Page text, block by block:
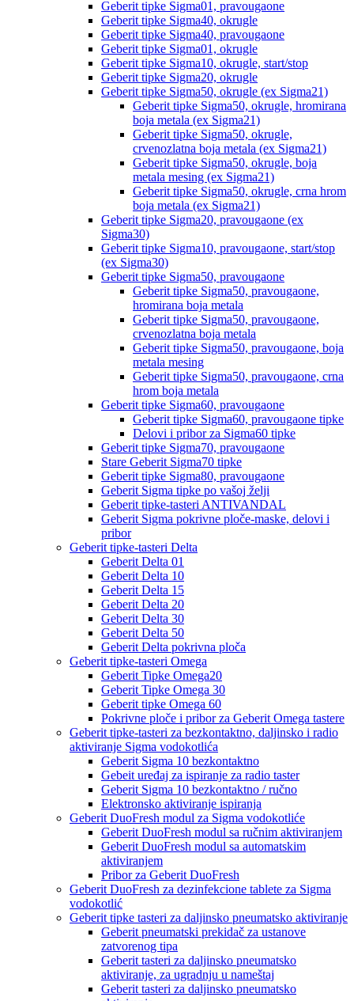
Geberit tipke Sigma01, pravougaone
Geberit tipke Sigma40, okrugle
Geberit tipke Sigma40, pravougaone
Geberit tipke Sigma01, okrugle
Geberit tipke Sigma10, okrugle, start/stop
Geberit tipke Sigma20, okrugle
Geberit tipke Sigma50, okrugle (ex Sigma21)
Geberit tipke Sigma50, okrugle, hromirana
boja metala (ex Sigma21)
Geberit tipke Sigma50, okrugle,
crvenozlatna boja metala (ex Sigma21)
Geberit tipke Sigma50, okrugle, boja
metala mesing (ex Sigma21)
Geberit tipke Sigma50, okrugle, crna hrom
boja metala (ex Sigma21)
Geberit tipke Sigma20, pravougaone (ex
Sigma30)
Geberit tipke Sigma10, pravougaone, start/stop
(ex Sigma30)
Geberit tipke Sigma50, pravougaone
Geberit tipke Sigma50, pravougaone,
hromirana boja metala
Geberit tipke Sigma50, pravougaone,
crvenozlatna boja metala
Geberit tipke Sigma50, pravougaone, boja
metala mesing
Geberit tipke Sigma50, pravougaone, crna
hrom boja metala
Geberit tipke Sigma60, pravougaone
Geberit tipke Sigma60, pravougaone tipke
Delovi i pribor za Sigma60 tipke
Geberit tipke Sigma70, pravougaone
Stare Geberit Sigma70 tipke
Geberit tipke Sigma80, pravougaone
Geberit Sigma tipke po vašoj želji
Geberit tipke-tasteri ANTIVANDAL
Geberit Sigma pokrivne ploče-maske, delovi i
pribor
Geberit tipke-tasteri Delta
Geberit Delta 01
Geberit Delta 10
Geberit Delta 15
Geberit Delta 20
Geberit Delta 30
Geberit Delta 50
Geberit Delta pokrivna ploča
Geberit tipke-tasteri Omega
Geberit Tipke Omega20
Geberit Tipke Omega 30
Geberit tipke Omega 60
Pokrivne ploče i pribor za Geberit Omega tastere
Geberit tipke-tasteri za bezkontaktno, daljinsko i radio
aktiviranje Sigma vodokotlića
Geberit Sigma 10 bezkontaktno
Gebeit uređaj za ispiranje za radio taster
Geberit Sigma 10 bezkontaktno / ručno
Elektronsko aktiviranje ispiranja
Geberit DuoFresh modul za Sigma vodokotliće
Geberit DuoFresh modul sa ručnim aktiviranjem
Geberit DuoFresh modul sa automatskim
aktiviranjem
Pribor za Geberit DuoFresh
Geberit DuoFresh za dezinfekcione tablete za Sigma
vodokotlić
Geberit tipke tasteri za daljinsko pneumatsko aktiviranje
Geberit pneumatski prekidač za ustanove
zatvorenog tipa
Geberit tasteri za daljinsko pneumatsko
aktiviranje, za ugradnju u nameštaj
Geberit tasteri za daljinsko pneumatsko